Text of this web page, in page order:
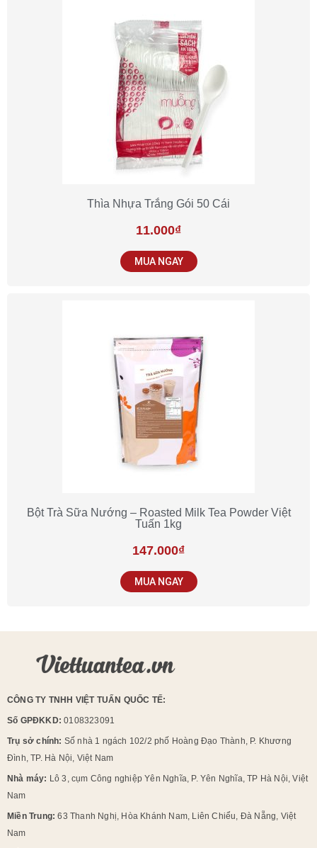
Thìa Nhựa Trắng Gói 50 Cái
11.000₫
MUA NGAY
Bột Trà Sữa Nướng – Roasted Milk Tea Powder Việt
Tuấn 1kg
147.000₫
MUA NGAY
CÔNG TY TNHH VIỆT TUẤN QUỐC TẾ:
Số GPĐKKD: 0108323091
Trụ sở chính: Số nhà 1 ngách 102/2 phố Hoàng Đạo Thành, P. Khương
Đình, TP. Hà Nội, Việt Nam
Nhà máy: Lô 3, cụm Công nghiệp Yên Nghĩa, P. Yên Nghĩa, TP Hà Nội, Việt
Nam
Miền Trung:63 Thanh Nghị, Hòa Khánh Nam, Liên Chiểu, Đà Nẵng, Việt
Nam